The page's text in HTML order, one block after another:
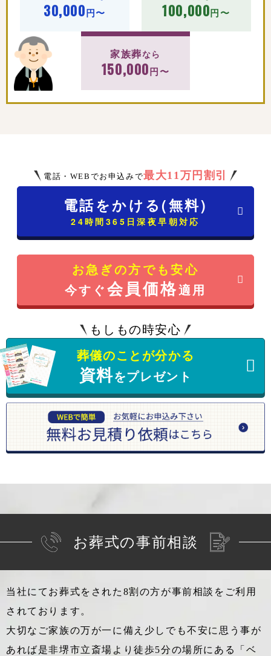
30,000円〜 100,000円〜
家族葬 なら
150,000円〜
電話・WEBでお申込みで最大11万円割引
電話をかける(無料)
24時間365日深夜早朝対応
お急ぎの方でも安心
今すぐ会員価格適用
もしもの時安心
葬儀のことが分かる
資料をプレゼント
お葬式の事前相談
当社にてお葬式をされた8割の方が事前相談をご利用
されております。
大切なご家族の万が一に備え少しでも不安に思う事が
あれば是非堺市立斎場より徒歩5分の場所にある「ベ